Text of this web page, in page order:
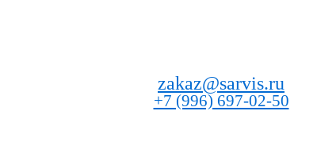
zakaz@sarvis.ru
+7 (996) 697-02-50